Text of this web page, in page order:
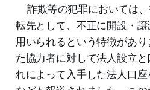
詐欺等の犯罪においては
転先として、不正に開設・
用いられるという特徴があ
た協力者に対して法人設立
れによって入手した法人口